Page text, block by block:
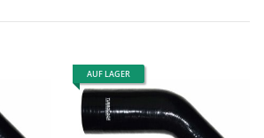
AUF LAGER